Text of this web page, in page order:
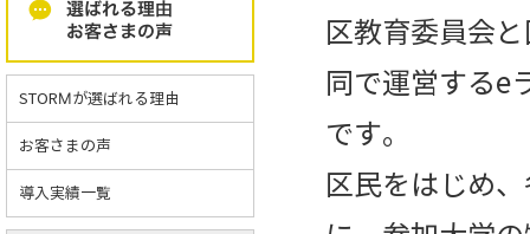
区教育委員会
同で運営するe
です。
区民をはじめ
STORMが選ばれる理由
お客さまの声
導入実績一覧